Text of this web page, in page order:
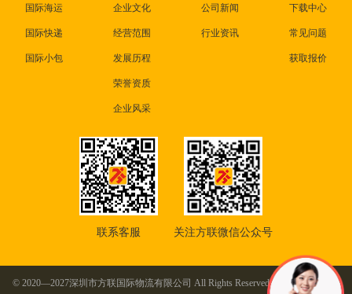
国际海运
国际快递
国际小包
企业文化
经营范围
发展历程
荣誉资质
企业风采
公司新闻
行业资讯
下载中心
常见问题
获取报价
联系客服 关注方联微信公众号
© 2020—2027深圳市方联国际物流有限公司 All Rights Reserved. 本站部分图片及